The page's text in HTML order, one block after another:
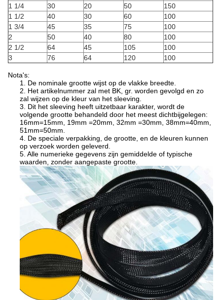
1 1/4
30 20 50
150
1 1/2
40 30 60
100
1 3/4
45 35 75
100
2
50 40 80
100
2 1/2
64 45 105
100
3
76 64 120 100
Nota's:
1. De nominale grootte wijst op de vlakke breedte.
2. Het artikelnummer zal met BK, gr. worden gevolgd en zo
zal wijzen op de kleur van het sleeving.
3. Dit het sleeving heeft uitzetbaar karakter, wordt de
volgende grootte behandeld door het meest dichtbijgelegen:
16mm=15mm, 19mm =20mm, 32mm =30mm, 38mm=40mm,
51mm=50mm.
4. De speciale verpakking, de grootte, en de kleuren kunnen
op verzoek worden geleverd.
5. Alle numerieke gegevens zijn gemiddelde of typische
waarden, zonder aangepaste grootte.